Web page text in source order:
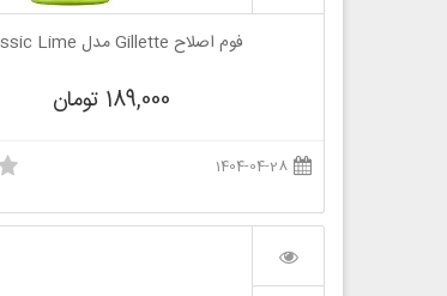
فوم اصلاح Gillette مدل Classic Lime
189,000 تومان